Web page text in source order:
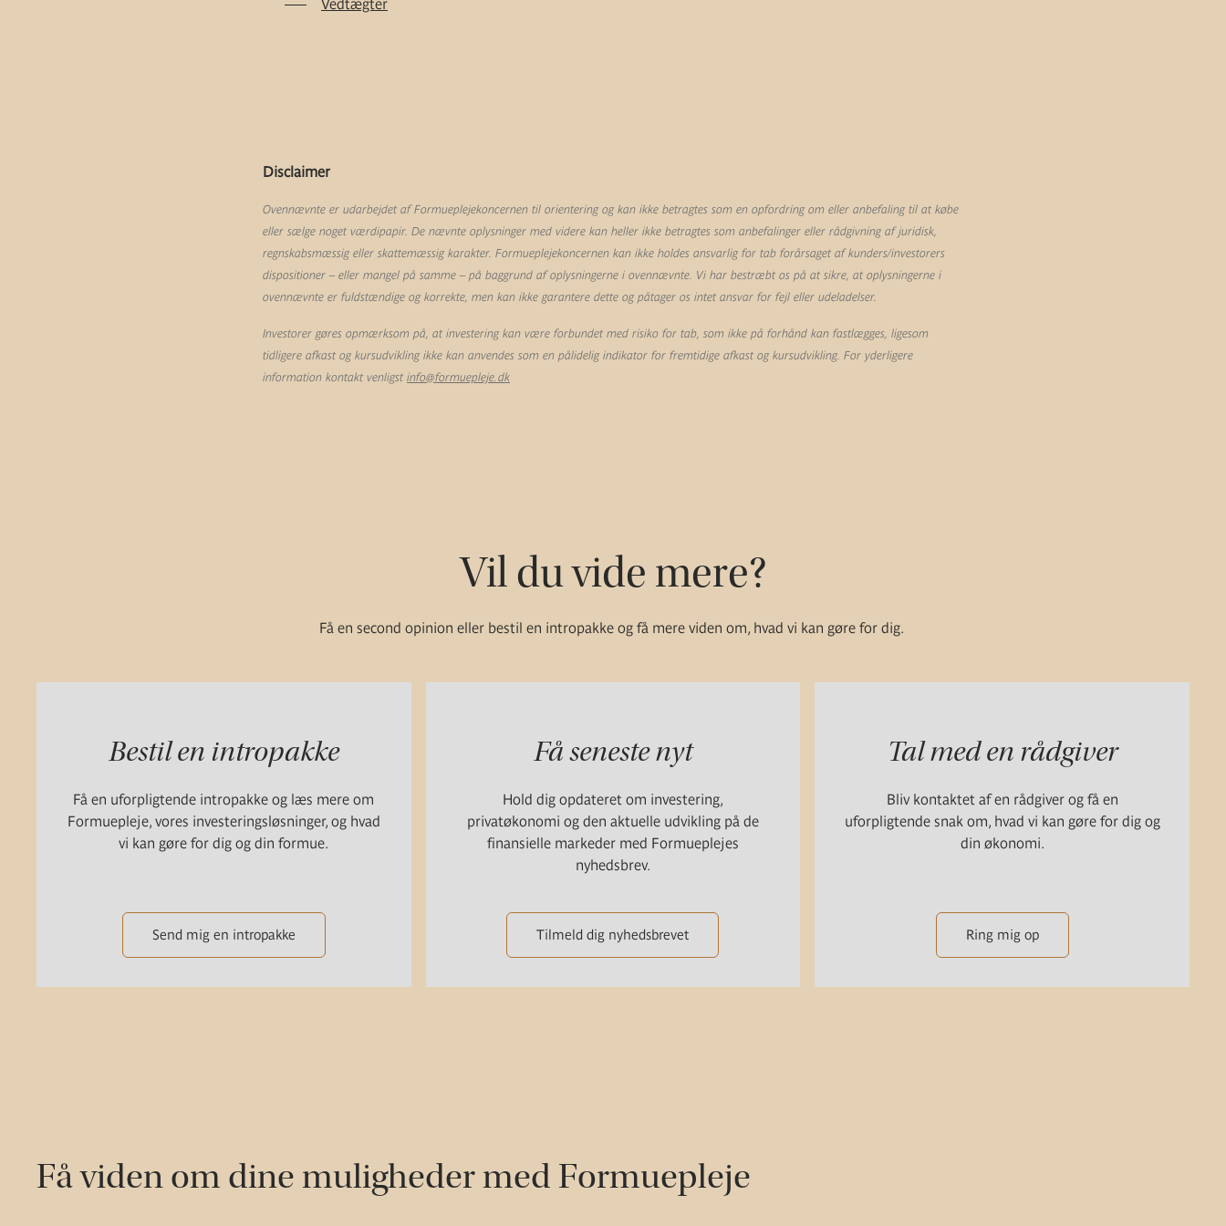
Vedtægter
Disclaimer
Ovennævnte er udarbejdet af Formueplejekoncernen til orientering og kan ikke betragtes som en opfordring om eller anbefaling til at købe
eller sælge noget værdipapir. De nævnte oplysninger med videre kan heller ikke betragtes som anbefalinger eller rådgivning af juridisk,
regnskabsmæssig eller skattemæssig karakter. Formueplejekoncernen kan ikke holdes ansvarlig for tab forårsaget af kunders/investorers
dispositioner – eller mangel på samme – på baggrund af oplysningerne i ovennævnte. Vi har bestræbt os på at sikre, at oplysningerne i
ovennævnte er fuldstændige og korrekte, men kan ikke garantere dette og påtager os intet ansvar for fejl eller udeladelser.
Investorer gøres opmærksom på, at investering kan være forbundet med risiko for tab, som ikke på forhånd kan fastlægges, ligesom
tidligere afkast og kursudvikling ikke kan anvendes som en pålidelig indikator for fremtidige afkast og kursudvikling. For yderligere
information kontakt venligst info@formuepleje.dk
Vil du vide mere?
Få en second opinion eller bestil en intropakke og få mere viden om, hvad vi kan gøre for dig.
Bestil en intropakke
Få en uforpligtende intropakke og læs mere om
Formuepleje, vores investeringsløsninger, og hvad
vi kan gøre for dig og din formue.
Send mig en intropakke
Få seneste nyt
Hold dig opdateret om investering,
privatøkonomi og den aktuelle udvikling på de
finansielle markeder med Formueplejes
nyhedsbrev.
Tilmeld dig nyhedsbrevet
Tal med en rådgiver
Bliv kontaktet af en rådgiver og få en
uforpligtende snak om, hvad vi kan gøre for dig og
din økonomi.
Ring mig op
Få viden om dine muligheder med Formuepleje